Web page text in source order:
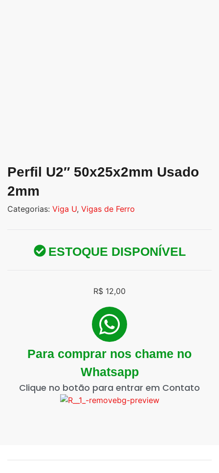
Perfil U2″ 50x25x2mm Usado
2mm
Categorias: Viga U, Vigas de Ferro
ESTOQUE DISPONÍVEL
R$ 12,00
Para comprar nos chame no
Whatsapp
Clique no botão para entrar em Contato